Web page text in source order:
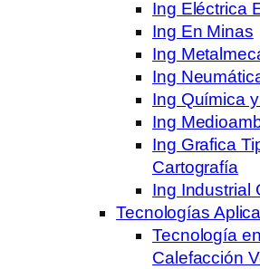
Ing Eléctrica
Ing En Minas
Ing
Ing
Ing Química
Ing
Ing Grafica
Cartografía
Ing Industrial
Tecnologías
Tecnología
Calefacción